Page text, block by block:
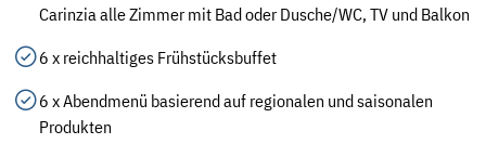
Carinzia alle Zimmer mit Bad oder Dusche/WC, TV und Balkon
6 x reichhaltiges Frühstücksbuffet
6 x Abendmenü basierend auf regionalen und saisonalen
Produkten